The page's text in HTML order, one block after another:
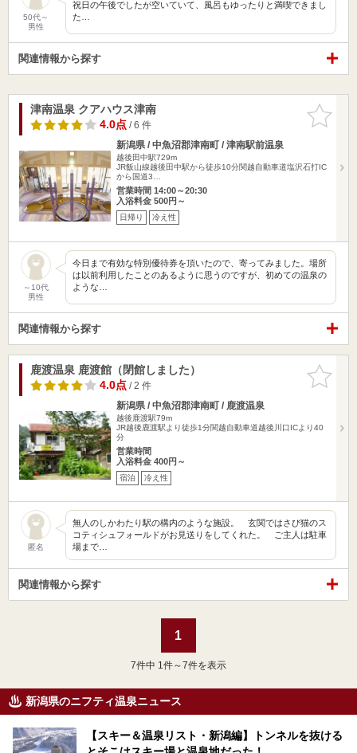
50代～
男性
祝日の午後でしたが空いていて、風呂もゆったりと満喫できまし
た…
関連情報から探す
お気に入
りに追加
津南温泉 クアハウス津南
4.0点/ 6 件
新潟県 / 中魚沼郡津南町 / 津南駅前温泉
越後田中駅729m
JR飯山線越後田中駅から徒歩10分関越自動車道塩沢石打IC
から国道3…
営業時間 14:00～20:30
入浴料金 500円～
日帰り 冷え性
～10代
男性
今日まで有効な特別優待券を頂いたので、寄ってみました。場所
は以前利用したことのあるように思うのですが、初めての温泉の
ような…
関連情報から探す
お気に入
りに追加
鹿渡温泉 鹿渡館（閉館しました）
4.0点/ 2 件
新潟県 / 中魚沼郡津南町 / 鹿渡温泉
越後鹿渡駅79m
JR越後鹿渡駅より徒歩1分関越自動車道越後川口ICより40
分
営業時間
入浴料金 400円～
宿泊 冷え性
匿名
無人のしかわたり駅の構内のような施設。 玄関ではさび猫のス
コティシュフォールドがお見送りをしてくれた。 ご主人は駐車
場まで…
関連情報から探す
1
7件中 1件～7件を表示
新潟県のニフティ温泉ニュース
【スキー＆温泉リスト・新潟編】トンネルを抜ける